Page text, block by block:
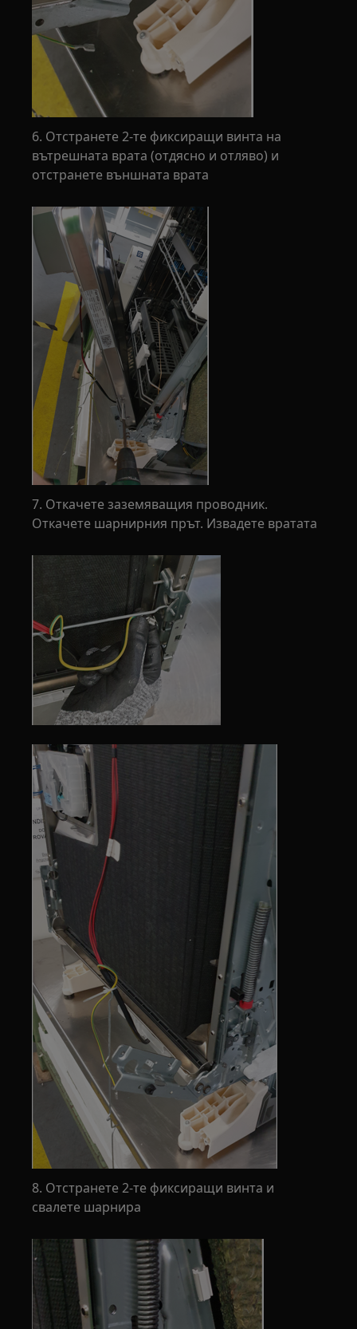
6. Отстранете 2-те фиксиращи винта на
вътрешната врата (отдясно и отляво) и
отстранете външната врата
7. Откачете заземяващия проводник.
Откачете шарнирния прът. Извадете вратата
8. Отстранете 2-те фиксиращи винта и
свалете шарнира